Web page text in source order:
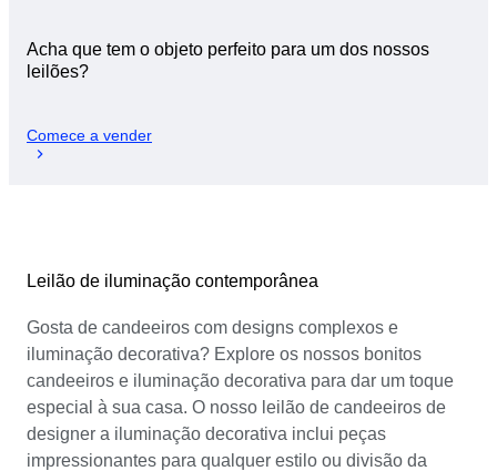
Acha que tem o objeto perfeito para um dos nossos
leilões?
Comece a vender
Leilão de iluminação contemporânea
Gosta de candeeiros com designs complexos e
iluminação decorativa? Explore os nossos bonitos
candeeiros e iluminação decorativa para dar um toque
especial à sua casa. O nosso leilão de candeeiros de
designer a iluminação decorativa inclui peças
impressionantes para qualquer estilo ou divisão da